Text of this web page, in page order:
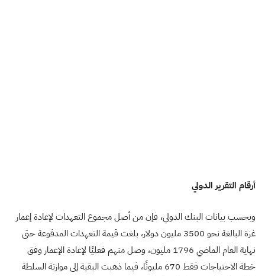
أرقام التقرير الدولي
وبحسب بيانات البنك الدولي، فإن من أصل مجموع التعهدات لإعادة إعمار
غزة البالغة نحو 3500 مليون دولار، بلغت قيمة التعهدات المدفوعة حتى
نهاية العام الماضي 1796 مليون، وصل منهم فعليًا لإعادة الإعمار وفق
خطة الاحتياجات فقط 670 مليونًا، فيما ذهبت البقية إلى موازنة السلطة